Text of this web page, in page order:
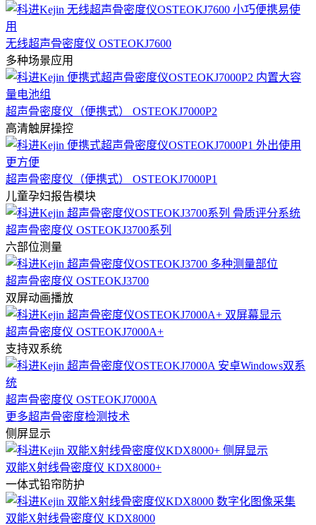
无线超声骨密度仪 OSTEOKJ7600
多种场景应用
超声骨密度仪（便携式） OSTEOKJ7000P2
高清触屏操控
超声骨密度仪（便携式） OSTEOKJ7000P1
儿童孕妇报告模块
超声骨密度仪 OSTEOKJ3700系列
六部位测量
超声骨密度仪 OSTEOKJ3700
双屏动画播放
超声骨密度仪 OSTEOKJ7000A+
支持双系统
超声骨密度仪 OSTEOKJ7000A
更多超声骨密度检测技术
侧屏显示
双能X射线骨密度仪 KDX8000+
一体式铅帘防护
双能X射线骨密度仪 KDX8000